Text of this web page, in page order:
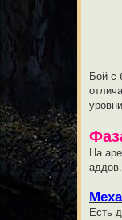
Бой с
На
аддов.
Есть